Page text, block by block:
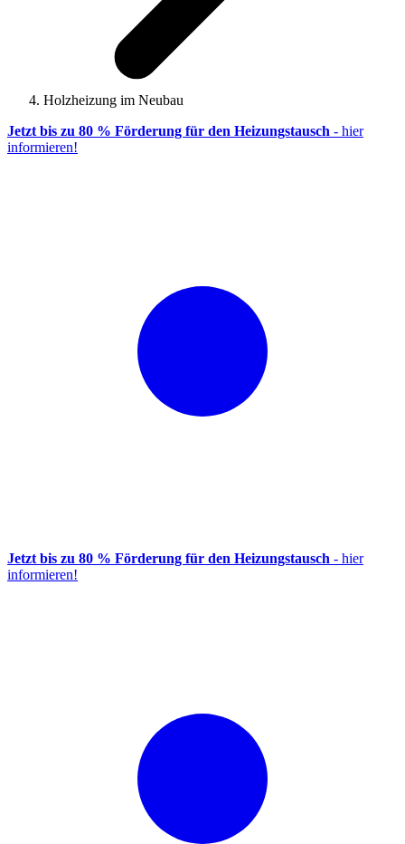
Holzheizung im Neubau
Jetzt bis zu 80 % Förderung für den Heizungstausch - hier
informieren!
Jetzt bis zu 80 % Förderung für den Heizungstausch - hier
informieren!